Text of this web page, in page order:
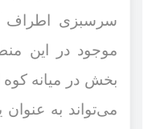
سرسبزی اطراف
موجود در این
بخش در میانه
می‌تواند به